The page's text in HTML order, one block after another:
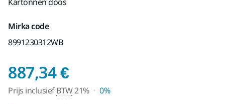
Mirka code
8991230312WB
887,34 €Prijs inclusief BTW
Prijs inclusiefBTW21%
0%